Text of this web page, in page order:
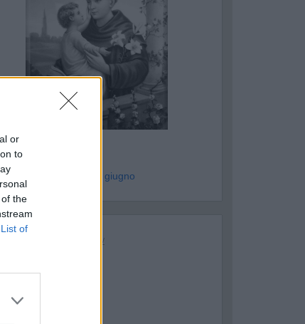
or
to
the
List of
Miulli
Humanitas - mar 9 giugno